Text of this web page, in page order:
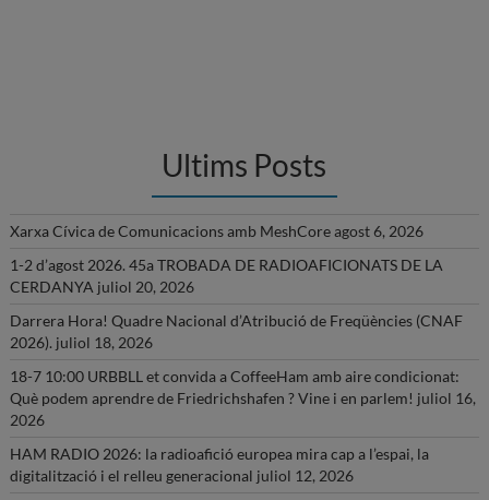
Ultims Posts
Xarxa Cívica de Comunicacions amb MeshCoreagost 6, 2026
1-2 d’agost 2026. 45a TROBADA DE RADIOAFICIONATS DE LA
CERDANYA juliol 20, 2026
Darrera Hora! Quadre Nacional d’Atribució de Freqüències (CNAF
2026). juliol 18, 2026
18-7 10:00 URBBLL et convida a CoffeeHam amb aire condicionat:
Què podem aprendre de Friedrichshafen ? Vine i en parlem! juliol 16,
2026
HAM RADIO 2026: la radioafició europea mira cap a l’espai, la
digitalització i el relleu generacional juliol 12, 2026